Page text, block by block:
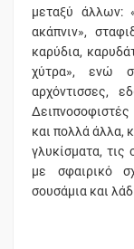
μεταξύ άλλων:
ακάπνιν»,
καρύδια,
χύτρα», ενώ
αρχόντισσες,
και πολλά άλλα,
γλυκίσματα, τις
με σφαιρικό
σουσάμια και